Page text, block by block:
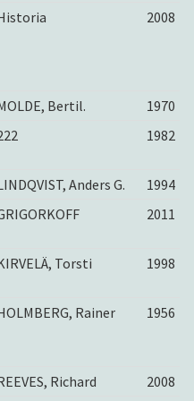
2008
Bertil.
1970
1982
Anders G.
1994
2011
Torsti 1998
Rainer 1956
Richard
2008